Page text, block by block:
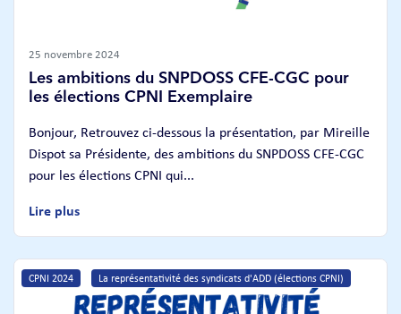
25 novembre 2024
Les ambitions du SNPDOSS CFE-CGC pour
les élections CPNI Exemplaire
Bonjour, Retrouvez ci-dessous la présentation, par Mireille
Dispot sa Présidente, des ambitions du SNPDOSS CFE-CGC
pour les élections CPNI qui...
Lire plus
CPNI 2024 La représentativité des syndicats d'ADD (élections CPNI)